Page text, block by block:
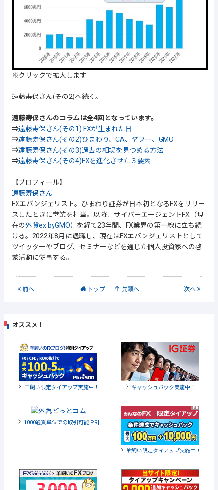
※クリックで拡大します
遠藤寿保さん(その2)へ続く。
遠藤寿保さんのコラムは全4回となっています。
⇒遠藤寿保さん(その1) FXが生まれた日
⇒遠藤寿保さん(その2)ひまわり、CA、ヤフー、GMO
⇒遠藤寿保さん(その3)過去の相場を見つめる方法
⇒遠藤寿保さん(その4)FXを進化させた３要素
【プロフィール】
遠藤寿保さん
FXエバンジェリスト。ひまわり証券が日本初となるFXをリリー
スしたときに営業を担当。以降、サイバーエージェントFX（現
在の外貨ex byGMO）を経て23年間、FX業界の第一線に立ち続
ける。2022年8月に退職し、現在はFXエバンジェリストとして
ツイッターやブログ、セミナーなどを通じた個人投資家への啓
蒙活動に従事する。
前へ トップ 先頭へ 次へ
オススメ！
羊飼い限定タイアップ実施中！ キャッシュバック実施中！
1000通貨単位での取引可能[PR]
羊飼い限定タイアップ実施中！